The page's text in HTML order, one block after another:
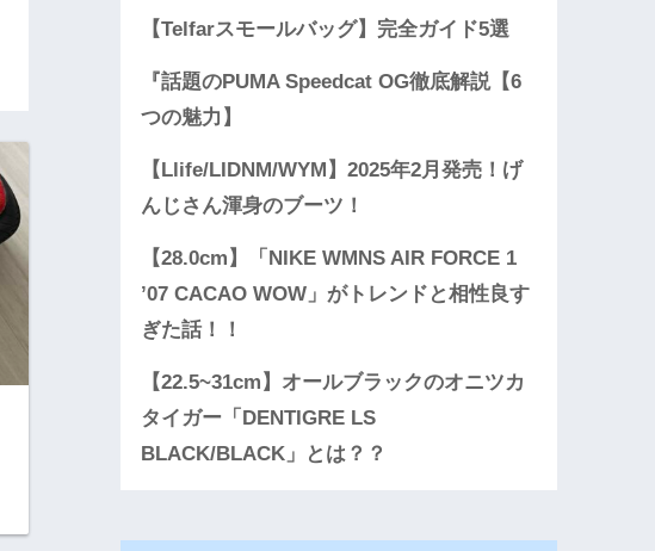
【Telfarスモールバッグ】完全ガイド5選
『話題のPUMA Speedcat OG徹底解説【6
つの魅力】
【Llife/LIDNM/WYM】2025年2月発売！げ
んじさん渾身のブーツ！
【28.0cm】「NIKE WMNS AIR FORCE 1
’07 CACAO WOW」がトレンドと相性良す
ぎた話！！
【22.5~31cm】オールブラックのオニツカ
タイガー「DENTIGRE LS
BLACK/BLACK」とは？？